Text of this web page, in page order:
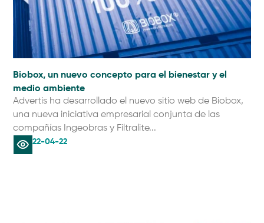
Biobox, un nuevo concepto para el bienestar y el
medio ambiente
Advertis ha desarrollado el nuevo sitio web de Biobox,
una nueva iniciativa empresarial conjunta de las
compañías Ingeobras y Filtralite...
22-04-22